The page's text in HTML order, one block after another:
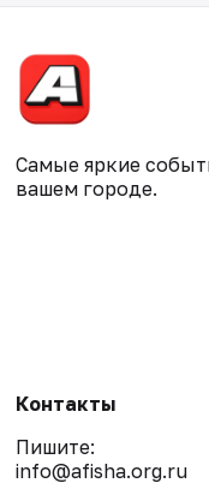
Самые яркие
вашем городе.
Контакты
Пишите:
info@afisha.org.ru